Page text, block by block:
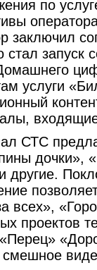
по
заключил
стал запуск
услуги
СТС
дочки»,
другие.
всех»,
проектов